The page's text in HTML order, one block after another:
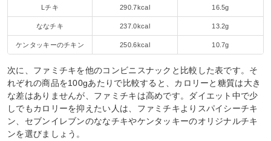
Lチキ 290.7kcal 16.5g
ななチキ 237.0kcal 13.2g
ケンタッキーのチキン 250.6kcal 10.7g
次に、ファミチキを他のコンビニスナックと比較した表です。そ
れぞれの商品を100gあたりで比較すると、カロリーと糖質は大き
な差はありませんが、ファミチキは高めです。ダイエット中で少
しでもカロリーを抑えたい人は、ファミチキよりスパイシーチキ
ン、セブンイレブンのななチキやケンタッキーのオリジナルチキ
ンを選びましょう。